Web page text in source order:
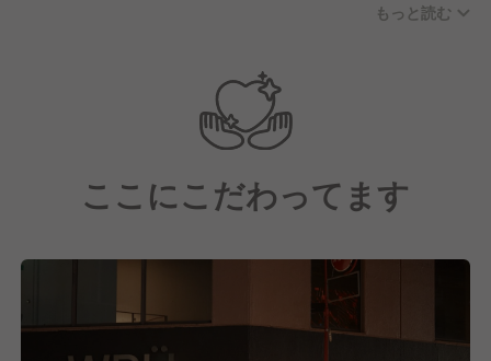
もっと読む
ここにこだわってます